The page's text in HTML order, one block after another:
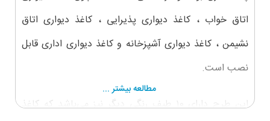
اتاق خواب ، کاغذ دیواری پذیرایی ، کاغذ دیواری اتاق
نشیمن ، کاغذ دیواری آشپزخانه و کاغذ دیواری اداری قابل
نصب است.
این طرح دارای ۱0 طیف رنگی دیگر نیز می‌باشد که کاغذ
مطالعه بیشتر ...